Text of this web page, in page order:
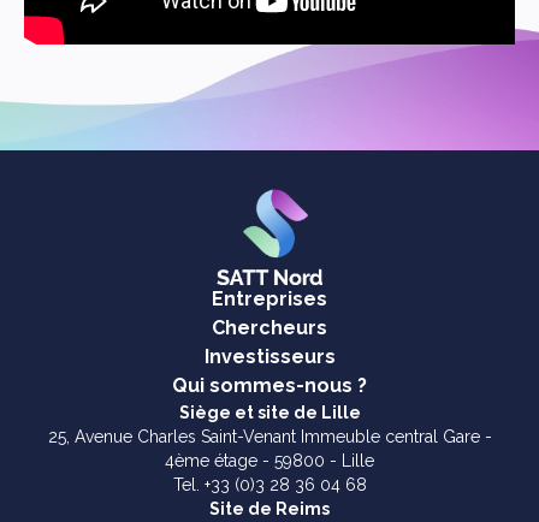
Entreprises
Chercheurs
Investisseurs
Qui sommes-nous ?
Siège et site de Lille
25, Avenue Charles Saint-Venant Immeuble central Gare -
4ème étage - 59800 - Lille
Tel. +33 (0)3 28 36 04 68
Site de Reims